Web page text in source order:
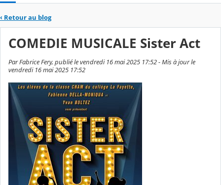
‹ Retour au blog
COMEDIE MUSICALE Sister Act
Par Fabrice Fery, publié le vendredi 16 mai 2025 17:52 - Mis à jour le
vendredi 16 mai 2025 17:52